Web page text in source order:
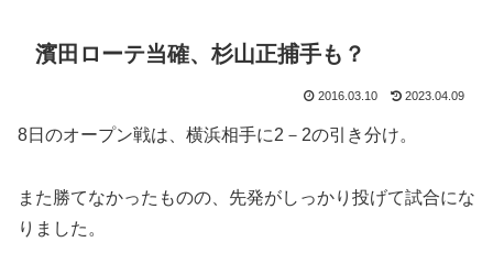
濱田ローテ当確、杉山正捕手も？
2016.03.10 2023.04.09
8日のオープン戦は、横浜相手に2－2の引き分け。
また勝てなかったものの、先発がしっかり投げて試合にな
りました。